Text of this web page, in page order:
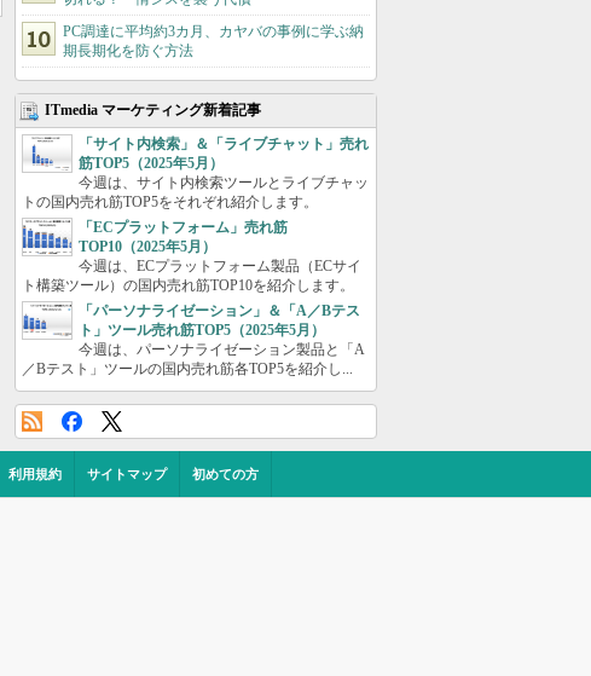
PC調達に平均約3カ月、カヤバの事例に学ぶ納
期長期化を防ぐ方法
ITmedia マーケティング新着記事
「サイト内検索」＆「ライブチャット」売れ
筋TOP5（2025年5月）
今週は、サイト内検索ツールとライブチャッ
トの国内売れ筋TOP5をそれぞれ紹介します。
「ECプラットフォーム」売れ筋
TOP10（2025年5月）
今週は、ECプラットフォーム製品（ECサイ
ト構築ツール）の国内売れ筋TOP10を紹介します。
「パーソナライゼーション」＆「A／Bテス
ト」ツール売れ筋TOP5（2025年5月）
今週は、パーソナライゼーション製品と「A
／Bテスト」ツールの国内売れ筋各TOP5を紹介し...
利用規約 サイトマップ 初めての方